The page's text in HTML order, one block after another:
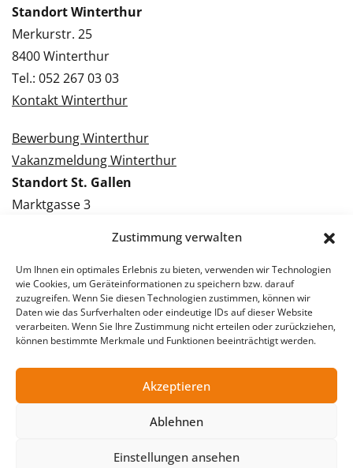
Zustimmung verwalten
Um Ihnen ein optimales Erlebnis zu bieten, verwenden wir Technologien
wie Cookies, um Geräteinformationen zu speichern bzw. darauf
zuzugreifen. Wenn Sie diesen Technologien zustimmen, können wir
Daten wie das Surfverhalten oder eindeutige IDs auf dieser Website
verarbeiten. Wenn Sie Ihre Zustimmung nicht erteilen oder zurückziehen,
können bestimmte Merkmale und Funktionen beeinträchtigt werden.
Akzeptieren
Ablehnen
Einstellungen ansehen
Standort Winterthur
Merkurstr. 25
8400 Winterthur
Tel.: 052 267 03 03
Kontakt Winterthur
Bewerbung Winterthur
Vakanzmeldung Winterthur
Standort St. Gallen
Marktgasse 3
Kontakt St. Gallen
Bewerbung St. Gallen
Vakanzmeldung St. Gallen
© 2026 Stellentreff AG
Datenschutzerklärung